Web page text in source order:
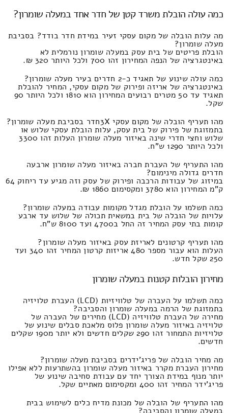
כמה עולה הובלת משרד קטן של חדר אחד במעלה שומרון?
מה עלות הובלה של מקום עסקי זעיר במידת חדר בודד? בסביבת
מעלה שומרון?
הובלת פריטים של בית עסק במעלה שומרון נורמלית לא
באינטגרציה של הנפה המחירון זהו 700 ולכל היותר 320 ₪.
כמה עולה שינוע של תאגיד כ-2 חדרים בעיר מעלה שומרון?
באינטגרציה של אריזה ופירוק של מקום עסקי, המחיר להובלת
תאגיד עד 50 מטרים רבועים המחירון הוא 1810 ולכל היותר 90
שקל.
מהו תעריף הובלה של מקום עסקי 3Xחדר בסביבת מעלה שומרון?
בתמזוגת של פירוק של בית עסק, עלות הובלת עסקי שלוש או
שלוש וחצי חדרי שינה באיזור מעלה שומרון העלות זהו 3300
ולכל היותר 1290 ש"ח.
מהו התעריף של העברת חברה באיזור מעלה שומרון ארבעה
חדרים גדולה מינימום?
במיזוג של עבודות הרכבה ופירוק של עסק וזה מגיע עד ריחוק 64
ק"מ המחירון הוא 3780 ומקסימום 1860 ₪.
כמה תשלמו על הובלת מגדל מקומות עבודה במעלה שומרון?
עלויות של הובלה של בית במשאית תכולה של שלוש עד ארבע
קומות בתי עסק המחיר זה החל ב4700 ועד 8100 ש"ח.
מהו תעריף קרטונים לאריזת עסק באיזור מעלה שומרון?
העלות הוא עבור מספר 480 אריזות קרטון המחיר זהו 340 ועד
250 שקל חדש.
מחירון הובלות קטנות במעלה שומרון
כמה תשלמו על העברה של טלוויזיות (LCD) העברת טלויזיה
בתמזוגת של הרמה במעלה שומרון והסביבה?
מחירה של העברת טלוויזיה (LCD) מחירים של העברה של
טלויזיה באיזור מעלה שומרון פלוס מלאכת סבלים שינוע של
טלויזיות התמחור זהו 290 שקלים חדשים ולא יותר מ190 שקלים
חדשים.
מה מחיר הובלה של פריג'ידרים בסביבת מעלה שומרון?
מחירון העברת מקרר באיזור מעלה שומרון בהשתרעות ללא אפילו
יותר מנוף במידת הצורך יחד עם עבודת סחיבה שינוע של
פריג'ידר המחיר זהו 400 ומקסימום מאתיים שקל.
מהו התעריף של הובלה של מכונת מדיח כלים לשימוש בבית